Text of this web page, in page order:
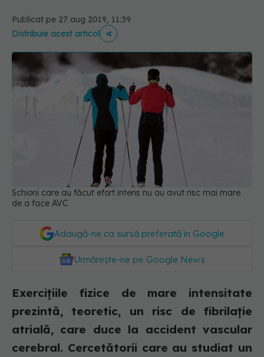
Publicat pe 27 aug 2019, 11:39
Distribuie acest articol
Schiorii care au făcut efort intens nu au avut risc mai mare
de a face AVC
Adaugă-ne ca sursă preferată în Google
Urmărește-ne pe Google News
Exercițiile fizice de mare intensitate
prezintă, teoretic, un risc de fibrilație
atrială, care duce la accident vascular
cerebral. Cercetătorii care au studiat un